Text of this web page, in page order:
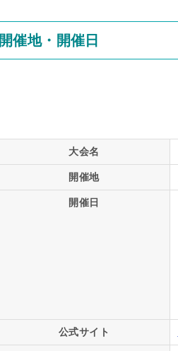
開催地・開催日
大会名
開催地
開催日
公式サイト